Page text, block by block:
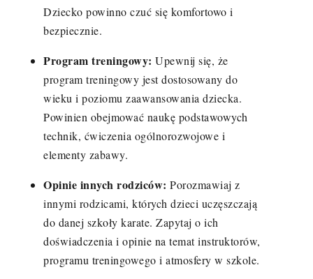
Dziecko powinno czuć się komfortowo i
bezpiecznie.
Program treningowy: Upewnij się, że
program treningowy jest dostosowany do
wieku i poziomu zaawansowania dziecka.
Powinien obejmować naukę podstawowych
technik, ćwiczenia ogólnorozwojowe i
elementy zabawy.
Opinie innych rodziców: Porozmawiaj z
innymi rodzicami, których dzieci uczęszczają
do danej szkoły karate. Zapytaj o ich
doświadczenia i opinie na temat instruktorów,
programu treningowego i atmosfery w szkole.